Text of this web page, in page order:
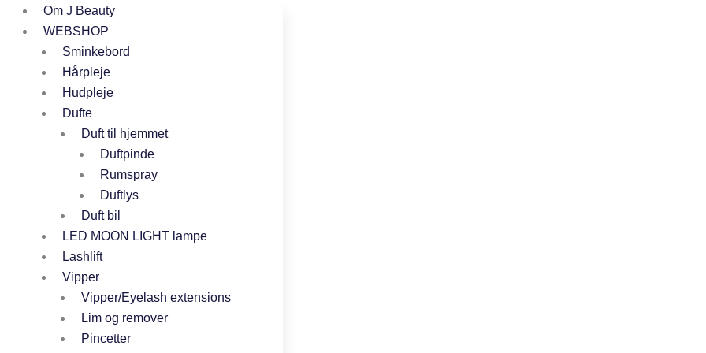
Om J Beauty
WEBSHOP
Sminkebord
Hårpleje
Hudpleje
Dufte
Duft til hjemmet
Duftpinde
Rumspray
Duftlys
Duft bil
LED MOON LIGHT lampe
Lashlift
Vipper
Vipper/Eyelash extensions
Lim og remover
Pincetter